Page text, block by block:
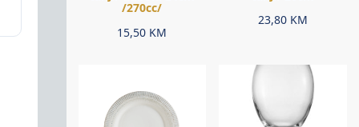
/270cc/
15,50 KM
23,80 KM